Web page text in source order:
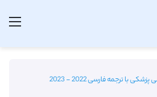
با ترجمه فارسی 2022 - 2023